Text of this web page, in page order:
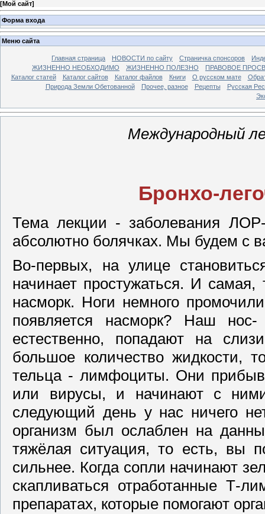
[Мой сайт]
Форма входа
Меню сайта
Главная страница НОВОСТИ по сайту Страничка спонсоров
ЖИЗНЕННО НЕОБХОДИМО
ЖИЗНЕННО ПОЛЕЗНО
ПРАВОВОЕ
Каталог статей
Каталог сайтов Каталог файлов Книги О русском мате
Природа Земли Обетованной
Прочее, разное Рецепты
Русская
Международный
Бронхо-
Тема лекции - заболевания
абсолютно болячках. Мы будем с
Во-первых, на улице
начинает простужаться. И
насморк. Ноги немного
появляется насморк? Наш
естественно, попадают на
большое количество жидкости,
тельца - лимфоциты. Они
или вирусы, и начинают с
следующий день у нас ничего
организм был ослаблен на
тяжёлая ситуация, то есть, вы
сильнее. Когда сопли начинают
скапливаться отработанные Т-
препаратах, которые помогают